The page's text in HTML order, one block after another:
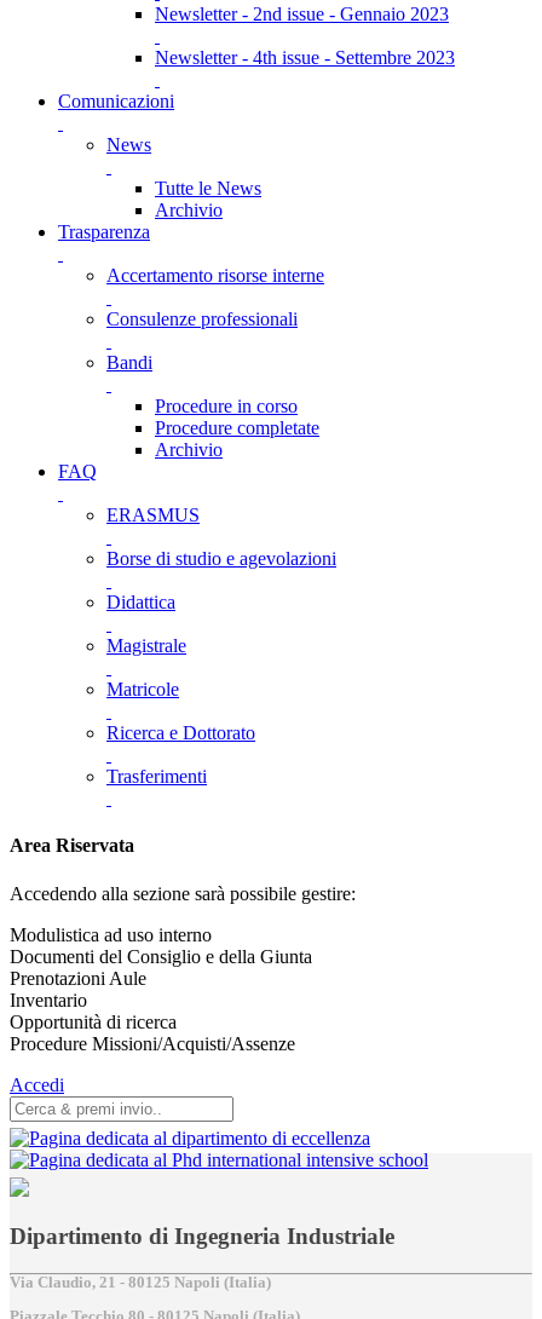
Newsletter - 2nd issue - Gennaio 2023
Newsletter - 4th issue - Settembre 2023
Comunicazioni
News
Tutte le News
Archivio
Trasparenza
Accertamento risorse interne
Consulenze professionali
Bandi
Procedure in corso
Procedure completate
Archivio
FAQ
ERASMUS
Borse di studio e agevolazioni
Didattica
Magistrale
Matricole
Ricerca e Dottorato
Trasferimenti
Area Riservata
Accedendo alla sezione sarà possibile gestire:
Modulistica ad uso interno
Documenti del Consiglio e della Giunta
Prenotazioni Aule
Inventario
Opportunità di ricerca
Procedure Missioni/Acquisti/Assenze
Accedi
Dipartimento di Ingegneria Industriale
Via Claudio, 21 - 80125 Napoli (Italia)